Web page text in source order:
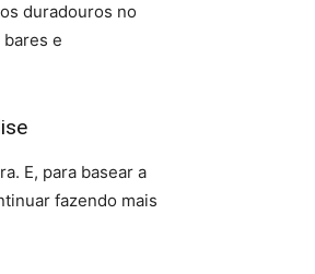
duradouros no
e
E, para basear a
fazendo mais